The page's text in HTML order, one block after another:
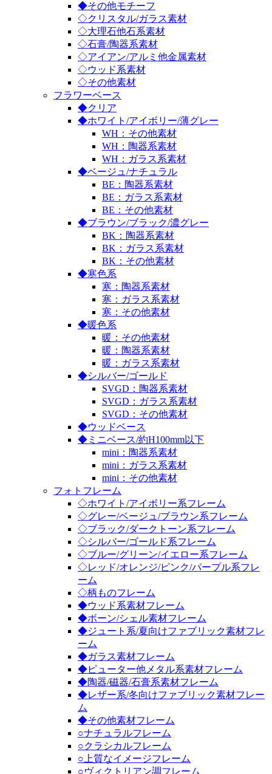
◆その他モチーフ
◇クリスタル/ガラス素材
◇大理石他石系素材
◇石膏/陶器系素材
◇アイアン/アルミ他金属素材
◇ウッド系素材
◇その他素材
フラワーベース
◆クリア
◆ホワイト/アイボリー/薄グレー
WH：その他素材
WH：陶器系素材
WH：ガラス系素材
◆ベージュ/ナチュラル
BE：陶器系素材
BE：ガラス系素材
BE：その他素材
◆ブラウン/ブラック/濃グレー
BK：陶器系素材
BK：ガラス系素材
BK：その他素材
◆寒色系
寒：陶器系素材
寒：ガラス系素材
寒：その他素材
◆暖色系
暖：その他素材
暖：陶器系素材
暖：ガラス系素材
◆シルバー/ゴールド
SVGD：陶器系素材
SVGD：ガラス系素材
SVGD：その他素材
◆ウッドベース
◆ミニベース/約H100mm以下
mini：陶器系素材
mini：ガラス系素材
mini：その他素材
フォトフレーム
◇ホワイト/アイボリー系フレーム
◇グレー/ベージュ/ブラウン系フレーム
◇ブラック/ダークトーン系フレーム
◇シルバー/ゴールド系フレーム
◇ブルー/グリーン/イエロー系フレーム
◇レッド/オレンジ/ピンク/パープル系フレ
ーム
◇柄ものフレーム
◆ウッド系素材フレーム
◆ボーン/シェル素材フレーム
◆ジュート系/夏向けファブリック素材フレ
ーム
◆ガラス素材フレーム
◆ピューター他メタル系素材フレーム
◆陶器/磁器/石膏系素材フレーム
◆レザー系/冬向けファブリック素材フレー
ム
◆その他素材フレーム
○ナチュラルフレーム
○クラシカルフレーム
○上質なイメージフレーム
○ヴィクトリアン調フレーム